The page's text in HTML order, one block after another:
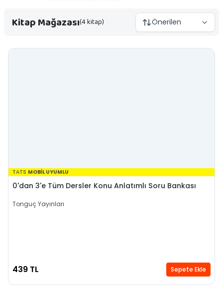
Kitap Mağazası(4 kitap) Önerilen
TATS MOBİL UYUMLU
0'dan 3'e Tüm Dersler Konu Anlatımlı Soru Bankası
Tonguç Yayınları
439 TL Sepete Ekle